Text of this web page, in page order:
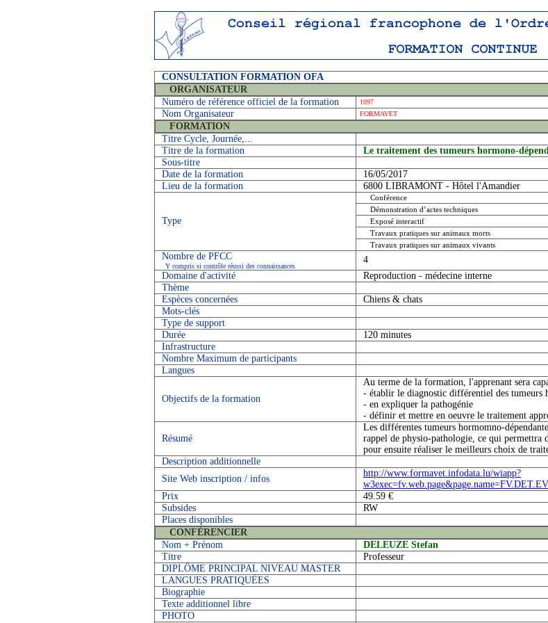
CONSULTATION FORMATION OFA
ORGANISATEUR
Numéro de référence officiel de la formation
1097
Nom Organisateur FORMAVET
FORMATION
Titre Cycle, Journée,...
Titre de la formation
Le traitement des tumeurs hormono-
Sous-titre
Date de la formation
16/05/2017
Lieu de la formation
6800 LIBRAMONT - Hôtel l'Amandier
Type
Conférence
Démonstration d’actes techniques
Exposé interactif
Travaux pratiques sur animaux morts
Travaux pratiques sur animaux vivants
Nombre de PFCC
Y compris si contrôle réussi des connaissances
4
Domaine d'activité
Reproduction - médecine interne
Thème
Espèces concernées
Chiens & chats
Mots-clés
Type de support
Durée
120 minutes
Infrastructure
Nombre Maximum de participants
Langues
Objectifs de la formation
Au terme de la formation, l'apprenant sera
- établir le diagnostic différentiel des tumeurs
- en expliquer la pathogénie
- définir et mettre en oeuvre le traitement
Résumé
Les différentes tumeurs hormomno-
rappel de physio-pathologie, ce qui permettra
pour ensuite réaliser le meilleurs choix de
Description additionnelle
Site Web inscription / infos
http://www.formavet.infodata.lu/wiapp?
Prix
49.59 €
Subsides
RW
Places disponibles
CONFÉRENCIER
Nom + Prénom
DELEUZE Stefan
Titre
Professeur
DIPLÔME PRINCIPAL NIVEAU MASTER
LANGUES PRATIQUÉES
Biographie
Texte additionnel libre
PHOTO